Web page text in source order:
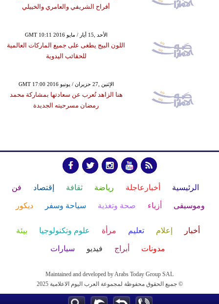
أفراح الشريفي والعامري والخييلي
GMT 10:11 2016 الأحد ,15 أيار / مايو
اللون البيج يطغى على جميع الماركات العالمية
للحقائب اليدوية
GMT 17:00 2016 الإثنين ,27 حزيران / يونيو
هنا الزاهد تُعرب عن سعادتها بمشاركة محمد
رمضان مسرحيته الجديدة
الرئيسية أخبارعاجلة رياضة ثقافة إقتصاد فن
وموسيقى أزياء صحة وتغذية سياحة وسفر ديكور
أخبار إعلام تعليم مرأة علوم وتكنولوجيا بيئة
مدونات أبراج فيديو سيارات
Maintained and developed by Arabs Today Group SAL
جميع الحقوق محفوظة لمجموعة العرب اليوم الاعلامية 2025 ©